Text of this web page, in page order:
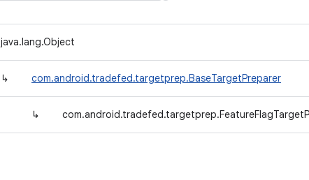
java.lang.Object
↳ com.android.tradefed.targetprep.BaseTargetPreparer
↳